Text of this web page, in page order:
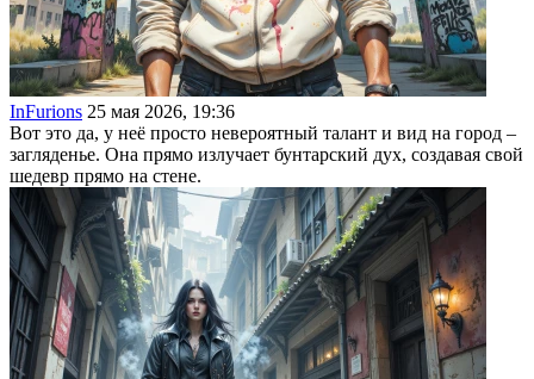
InFurions 25 мая 2026, 19:36
Вот это да, у неё просто невероятный талант и вид на город –
загляденье. Она прямо излучает бунтарский дух, создавая свой
шедевр прямо на стене.